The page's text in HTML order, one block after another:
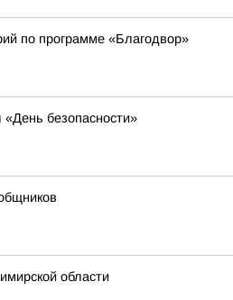
по программе «Благодвор»
безопасности»
области